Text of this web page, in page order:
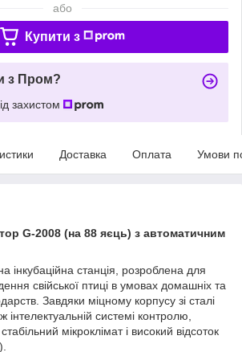
або
Купити з
з Пром?
захистом
Доставка Оплата Умови
G-2008 (на 88 яєць) з автоматичним
інкубаційна станція, розроблена для
свійської птиці в умовах домашніх та
Завдяки міцному корпусу зі сталі
інтелектуальній системі контролю,
мікроклімат і високий відсоток